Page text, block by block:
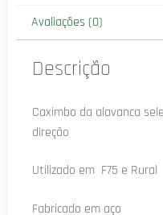
Avaliações (0)
Descrição
Caximbo da alavanca
direção
Utilizado em F75 e Rural
Fabricado em aço